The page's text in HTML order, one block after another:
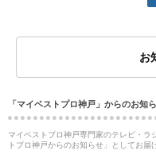
お
「マイベストプロ神戸」からのお知ら
マイベストプロ神戸専門家のテレビ・ラ
トプロ神戸からのお知らせ」としてお届